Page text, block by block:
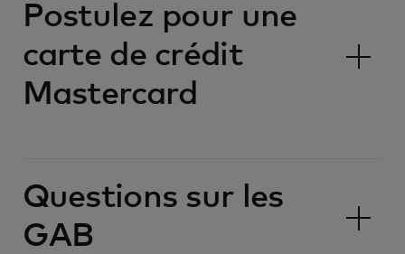
Postulez pour une
carte de crédit
Mastercard
Questions sur les
GAB